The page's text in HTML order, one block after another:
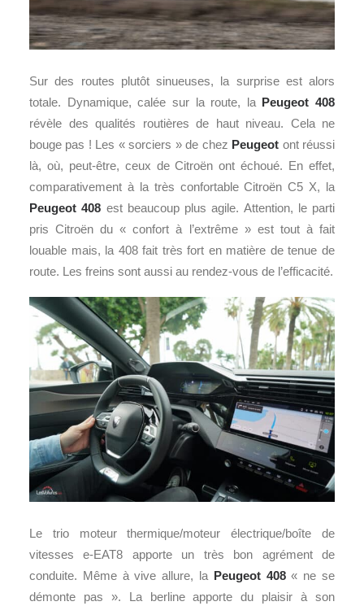
Sur des routes plutôt sinueuses, la surprise est alors
totale. Dynamique, calée sur la route, la Peugeot 408
révèle des qualités routières de haut niveau. Cela ne
bouge pas ! Les « sorciers » de chez Peugeot ont réussi
là, où, peut-être, ceux de Citroën ont échoué. En effet,
comparativement à la très confortable Citroën C5 X, la
Peugeot 408 est beaucoup plus agile. Attention, le parti
pris Citroën du « confort à l’extrême » est tout à fait
louable mais, la 408 fait très fort en matière de tenue de
route. Les freins sont aussi au rendez-vous de l’efficacité.
Le trio moteur thermique/moteur électrique/boîte de
vitesses e-EAT8 apporte un très bon agrément de
conduite. Même à vive allure, la Peugeot 408« ne se
démonte pas ». La berline apporte du plaisir à son